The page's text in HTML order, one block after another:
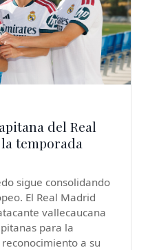
del Real
temporada
sigue consolidando
El Real Madrid
vallecaucana
para la
a su